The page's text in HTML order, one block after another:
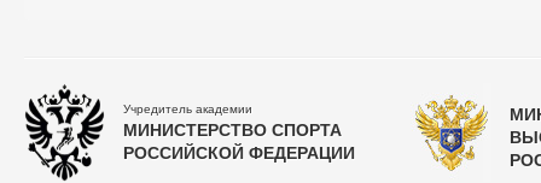
Учредитель академии
МИНИСТЕРСТВО СПОРТА
РОССИЙСКОЙ ФЕДЕРАЦИИ